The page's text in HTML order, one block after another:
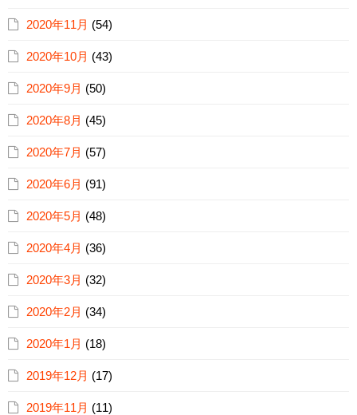
2020年11月 (54)
2020年10月 (43)
2020年9月 (50)
2020年8月 (45)
2020年7月 (57)
2020年6月 (91)
2020年5月 (48)
2020年4月 (36)
2020年3月 (32)
2020年2月 (34)
2020年1月 (18)
2019年12月 (17)
2019年11月 (11)